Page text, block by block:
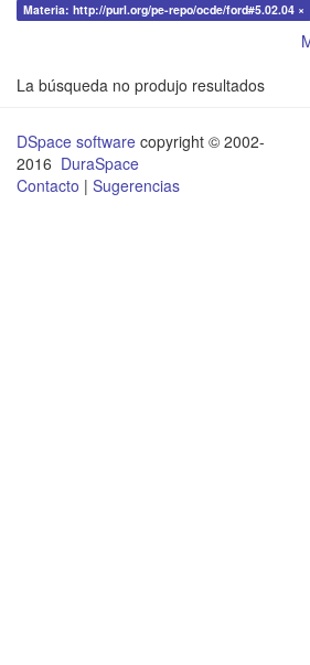
Materia: http://purl.org/pe-repo/ocde/ford#5.02.04 ×
La búsqueda no produjo resultados
DSpace software copyright © 2002-
2016 DuraSpace
Contacto | Sugerencias